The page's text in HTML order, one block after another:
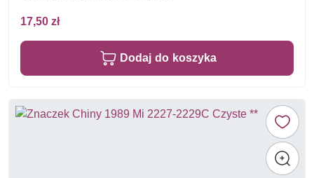
17,50 zł
Dodaj do koszyka